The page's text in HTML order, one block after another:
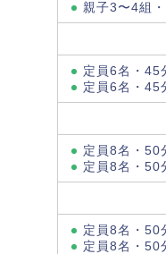
親子3〜4組
定員6名・45
定員6名・45
定員8名・50
定員8名・50
定員8名・50
定員8名・50